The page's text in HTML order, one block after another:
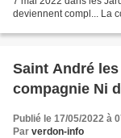
deviennent compl... La
Saint André les Alpes : Théâtre
compagnie Ni
Publié le 17/05/2022 à
Par verdon-info